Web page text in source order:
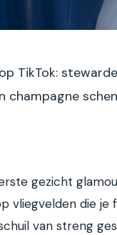
TikTok:
gezicht
vliegvelden die
van streng